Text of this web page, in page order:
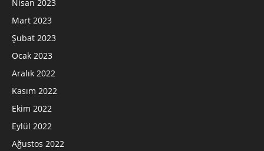
Nisan 2023
Mart 2023
Şubat 2023
Ocak 2023
Aralık 2022
Kasım 2022
Ekim 2022
Eylül 2022
Ağustos 2022